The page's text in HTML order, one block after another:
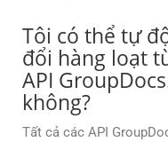
Tôi có thể tự
đổi hàng loạt
API
không?
Tất cả các API